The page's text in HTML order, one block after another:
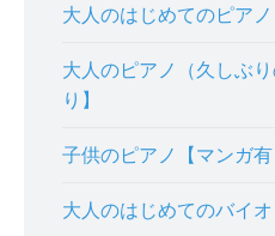
大人のはじめてのピアノ
大人のピアノ（久しぶ
り】
子供のピアノ【マンガ有
大人のはじめてのバイオ